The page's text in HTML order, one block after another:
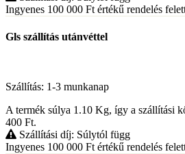
Ingyenes 100 000 Ft értékű rendelés
Gls szállítás utánvéttel
Szállítás: 1-3 munkanap
A termék súlya 1.10 Kg, így a szállítási
400 Ft.
Szállítási díj: Súlytól függ
Ingyenes 100 000 Ftértékű rendelés